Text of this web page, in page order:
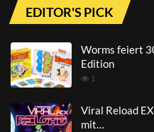
EDITOR'S PICK
Worms feiert
Edition
1
Viral Reload
mit…